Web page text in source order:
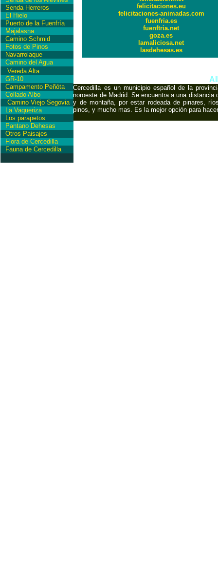
Senda Herreros
El Hielo
Puerto de la Fuenfría
Majalasna
Camino Schmid
Fotos de Pinos
Navarrolaque
Camino del Agua
Vereda Alta
GR-10
Campamento Peñóta
Collado Albo
Camino Viejo Segovia
La Vaqueriza
Los parapetos
Pantano Dehesas
Otros Paisajes
Flora de Cercedilla
Fauna de Cercedilla
felicitaciones.eu
felicitaciones-animadas.com
fuenfria.es
fuenftria.net
goza.es
lamaliciosa.net
lasdehesas.es
Cercedilla es un municipio español de la
noroeste de Madrid. Se encuentra a una
y de montaña, por estar rodeada de pinares,
pinos, y mucho mas. Es la mejor opción para